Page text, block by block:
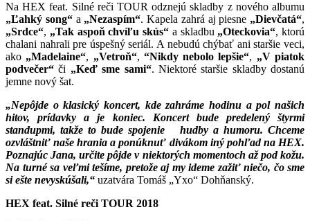
Na HEX feat. Silné reči TOUR odznejú skladby z nového albumu
„Ľahký song“a „Nezaspím“. Kapela zahrá aj piesne „Dievčatá“,
„Srdce“, „Tak aspoň chvíľu skús“ a skladbu „Oteckovia“, ktorú
chalani nahrali pre úspešný seriál. A nebudú chýbať ani staršie veci,
ako „Madelaine“, „Vetroň“, “Nikdy nebolo lepšie“, „V piatok
podvečer“ či „Keď sme sami“. Niektoré staršie skladby dostanú
jemne nový šat.
„Nepôjde o klasický koncert, kde zahráme hodinu a pol našich
hitov, prídavky a je koniec. Koncert bude predelený štyrmi
standupmi, takže to bude spojenie hudby a humoru. Chceme
ozvláštniť naše hrania a ponúknuť divákom iný pohľad na HEX.
Poznajúc Jana, určite pôjde v niektorých momentoch až pod kožu.
Na turné sa veľmi tešíme, pretože aj my ideme zažiť niečo, čo sme
si ešte nevyskúšali,“ uzatvára Tomáš „Yxo“ Dohňanský.
HEX feat. Silné reči TOUR 2018